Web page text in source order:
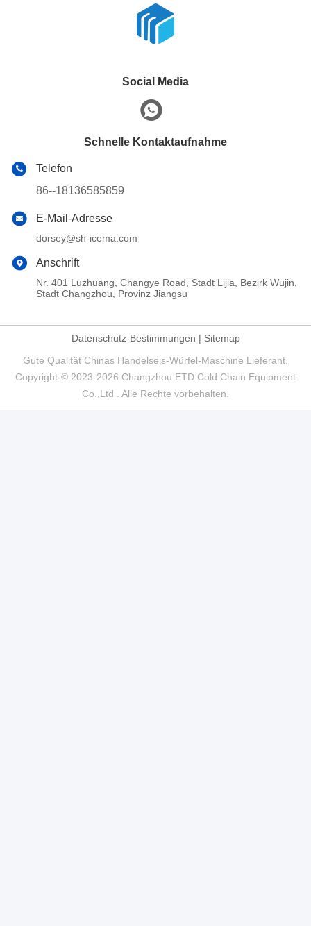
Social Media
Schnelle Kontaktaufnahme
Telefon
86--18136585859
E-Mail-Adresse
dorsey@sh-icema.com
Anschrift
Nr. 401 Luzhuang, Changye Road, Stadt Lijia, Bezirk Wujin,
Stadt Changzhou, Provinz Jiangsu
Datenschutz-Bestimmungen | Sitemap
Gute Qualität Chinas Handelseis-Würfel-Maschine Lieferant.
Copyright-© 2023-2026 Changzhou ETD Cold Chain Equipment
Co.,Ltd . Alle Rechte vorbehalten.